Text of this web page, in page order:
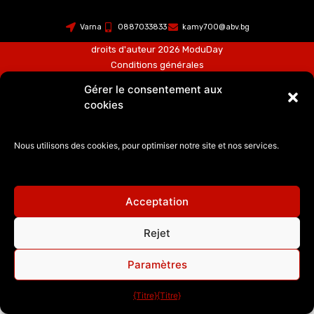
Gérer le consentement aux
cookies
Nous utilisons des cookies, pour optimiser notre site et nos services.
Acceptation
Rejet
Paramètres
{Titre}{Titre}
Varna 0887033833 kamy700@abv.bg
droits d'auteur 2026 ModuDay
Conditions générales
Développement de site Web